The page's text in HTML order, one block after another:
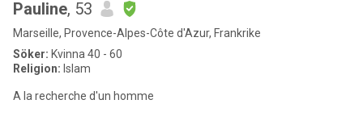
Pauline, 53
Marseille, Provence-Alpes-Côte d'Azur, Frankrike
Söker: Kvinna 40 - 60
Religion: Islam
A la recherche d'un homme